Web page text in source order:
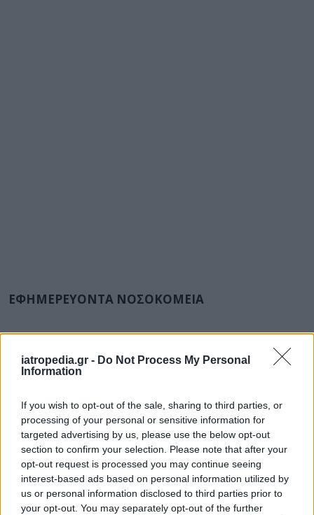
iatropedia.gr - Do Not Process My Personal
Information
If you wish to opt-out of the sale, sharing to third parties, or
processing of your personal or sensitive information for
targeted advertising by us, please use the below opt-out
section to confirm your selection. Please note that after your
opt-out request is processed you may continue seeing
interest-based ads based on personal information utilized by
us or personal information disclosed to third parties prior to
your opt-out. You may separately opt-out of the further
ΕΦΗΜΕΡΕΥΟΝΤΑ ΝΟΣΟΚΟΜΕΙΑ